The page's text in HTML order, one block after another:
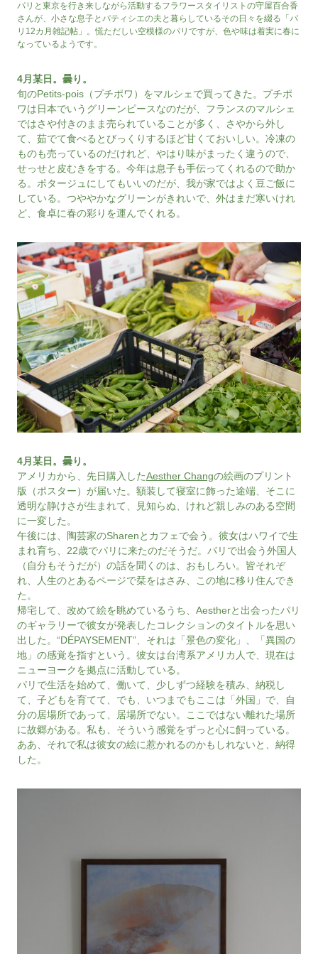
パリと東京を行き来しながら活動するフラワースタイリストの守屋百合香
さんが、小さな息子とパティシエの夫と暮らしているその日々を綴る「パ
リ12カ月雑記帖」。慌ただしい空模様のパリですが、色や味は着実に春に
なっているようです。
4月某日。曇り。
旬のPetits-pois（プチポワ）をマルシェで買ってきた。プチポ
ワは日本でいうグリーンピースなのだが、フランスのマルシェ
ではさや付きのまま売られていることが多く、さやから外し
て、茹でて食べるとびっくりするほど甘くておいしい。冷凍の
ものも売っているのだけれど、やはり味がまったく違うので、
せっせと皮むきをする。今年は息子も手伝ってくれるので助か
る。ポタージュにしてもいいのだが、我が家ではよく豆ご飯に
している。つややかなグリーンがきれいで、外はまだ寒いけれ
ど、食卓に春の彩りを運んでくれる。
4月某日。曇り。
アメリカから、先日購入したAesther Changの絵画のプリント
版（ポスター）が届いた。額装して寝室に飾った途端、そこに
透明な静けさが生まれて、見知らぬ、けれど親しみのある空間
に一変した。
午後には、陶芸家のSharenとカフェで会う。彼女はハワイで生
まれ育ち、22歳でパリに来たのだそうだ。パリで出会う外国人
（自分もそうだが）の話を聞くのは、おもしろい。皆それぞ
れ、人生のとあるページで栞をはさみ、この地に移り住んでき
た。
帰宅して、改めて絵を眺めているうち、Aestherと出会ったパリ
のギャラリーで彼女が発表したコレクションのタイトルを思い
出した。“DÉPAYSEMENT”、それは「景色の変化」、「異国の
地」の感覚を指すという。彼女は台湾系アメリカ人で、現在は
ニューヨークを拠点に活動している。
パリで生活を始めて、働いて、少しずつ経験を積み、納税し
て、子どもを育てて、でも、いつまでもここは「外国」で、自
分の居場所であって、居場所でない。ここではない離れた場所
に故郷がある。私も、そういう感覚をずっと心に飼っている。
ああ、それで私は彼女の絵に惹かれるのかもしれないと、納得
した。